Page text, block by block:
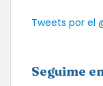
Tweets por el
Seguime